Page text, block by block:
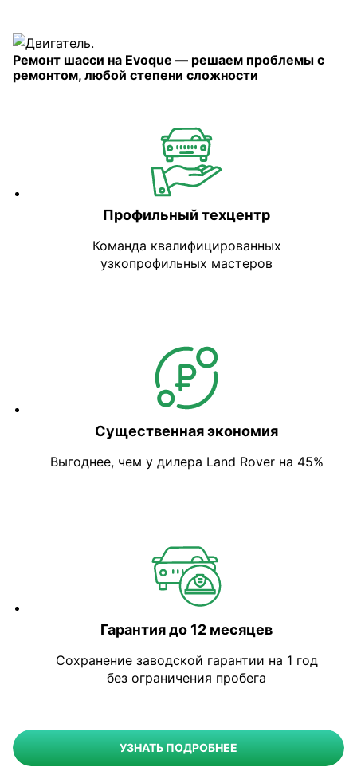
Ремонт шасси на Evoque — решаем проблемы с
ремонтом, любой степени сложности
Профильный техцентр
Команда квалифицированных
узкопрофильных мастеров
Существенная экономия
Выгоднее, чем у дилера Land Rover на 45%
Гарантия до 12 месяцев
Сохранение заводской гарантии на 1 год
без ограничения пробега
УЗНАТЬ ПОДРОБНЕЕ